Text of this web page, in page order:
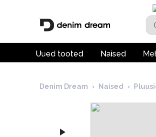
Uued tooted Naised
Denim Dream › Naised ›